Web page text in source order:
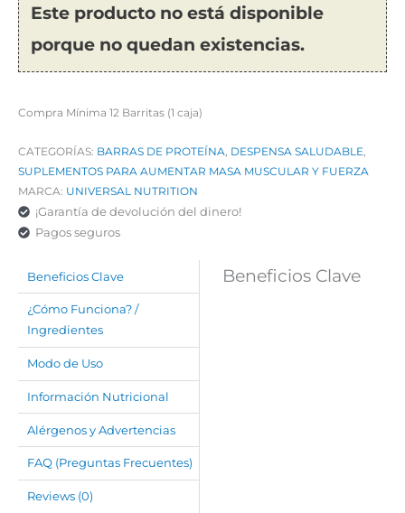
Este producto no está disponible
porque no quedan existencias.
Compra Mínima 12 Barritas (1 caja)
CATEGORÍAS: BARRAS DE PROTEÍNA, DESPENSA SALUDABLE,
SUPLEMENTOS PARA AUMENTAR MASA MUSCULAR Y FUERZA
MARCA: UNIVERSAL NUTRITION
¡Garantía de devolución del dinero!
Pagos seguros
Beneficios Clave
¿Cómo Funciona? /
Ingredientes
Modo de Uso
Información Nutricional
Alérgenos y Advertencias
FAQ (Preguntas Frecuentes)
Reviews (0)
Beneficios Clave